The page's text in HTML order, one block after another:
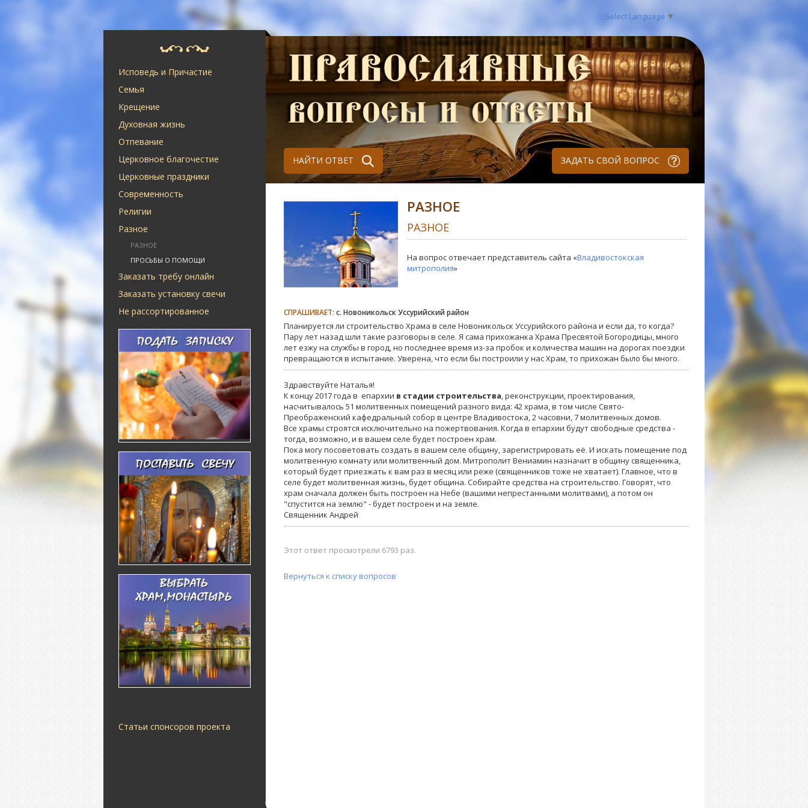
Select Language ▼
Исповедь и Причастие
Семья
Крещение
Духовная жизнь
Отпевание
Церковное благочестие
Церковные праздники
Современность
Религии
Разное
РАЗНОЕ
ПРОСЬБЫ О ПОМОЩИ
Заказать требу онлайн
Заказать установку свечи
Не рассортированное
Статьи спонсоров проекта
НАЙТИ ОТВЕТ ЗАДАТЬ СВОЙ ВОПРОС
РАЗНОЕ
РАЗНОЕ
На вопрос отвечает представитель сайта «Владивостокская
митрополия»
СПРАШИВАЕТ: с. Новоникольск Уссурийский район
Планируется ли строительство Храма в селе Новоникольск Уссурийского района и если да, то когда?
Пару лет назад шли такие разговоры в селе. Я сама прихожанка Храма Пресвятой Богородицы, много
лет езжу на службы в город, но последнее время из-за пробок и количества машин на дорогах поездки
превращаются в испытание. Уверена, что если бы построили у нас Храм, то прихожан было бы много.
Здравствуйте Наталья!
К концу 2017 года в епархии в стадии строительства , реконструкции, проектирования,
насчитывалось 51 молитвенных помещений разного вида: 42 храма, в том числе Свято-
Преображенский кафедральный собор в центре Владивостока, 2 часовни, 7 молитвенных домов.
Все храмы строятся исключительно на пожертвования. Когда в епархии будут свободные средства -
тогда, возможно, и в вашем селе будет построен храм.
Пока могу посоветовать создать в вашем селе общину, зарегистрировать её. И искать помещение под
молитвенную комнату или молитвенный дом. Митрополит Вениамин назначит в общину священника,
который будет приезжать к вам раз в месяц или реже (священников тоже не хватает). Главное, что в
селе будет молитвенная жизнь, будет община. Собирайте средства на строительство. Говорят, что
храм сначала должен быть построен на Небе (вашими непрестанными молитвами), а потом он
"спустится на землю" - будет построен и на земле.
Священник Андрей
Этот ответ просмотрели 6793 раз.
Вернуться к списку вопросов